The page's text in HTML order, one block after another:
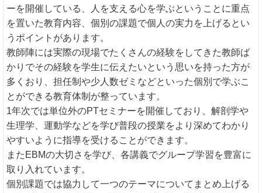
ーを開催している、人を支える心を学ぶということに重点
を置いた教育内容、個別の課題で個人の実力を上げるとい
うポイントがあります。
教師陣には実際の現場でたくさんの経験をしてきた教師ば
かりでその経験を学生に伝えたいという思いを持った方が
多くおり、担任制や少人数ゼミなどといった個別で学ぶこ
とができる教育体制が整っています。
1年次では単位外のPTセミナーを開催しており、解剖学や
生理学、運動学などを学び普段の授業をより深めてわかり
やすいように指導を受けることができます。
またEBMの大切さを学び、各講義でグループ学習を豊富に
取り入れています。
個別課題では協力して一つのテーマについてまとめ上げる